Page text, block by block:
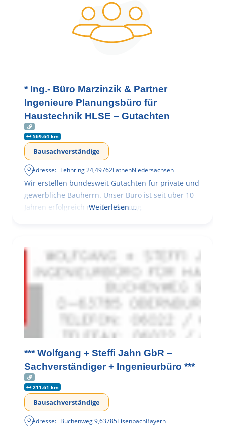
* Ing.- Büro Marzinzik & Partner
Ingenieure Planungsbüro für
Haustechnik HLSE – Gutachten
569.64 km
Bausachverständige
Adresse: Fehnring 24,49762LathenNiedersachsen
Wir erstellen bundesweit Gutachten für private und
gewerbliche Bauherrn. Unser Büro ist seit über 10
Jahren erfolgreich mit der Planung,
Weiterlesen …
*** Wolfgang + Steffi Jahn GbR –
Sachverständiger + Ingenieurbüro ***
211.61 km
Bausachverständige
Adresse: Buchenweg 9,63785EisenbachBayern